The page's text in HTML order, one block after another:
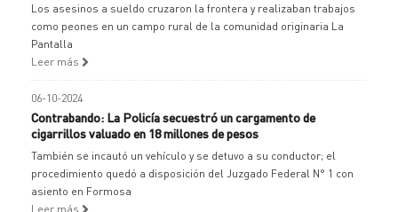
Los asesinos a sueldo cruzaron la frontera y realizaban trabajos
como peones en un campo rural de la comunidad originaria La
Pantalla
Leer más
06-10-2024
Contrabando: La Policía secuestró un cargamento de
cigarrillos valuado en 18 millones de pesos
También se incautó un vehículo y se detuvo a su conductor; el
procedimiento quedó a disposición del Juzgado Federal N° 1 con
asiento en Formosa
Leer más